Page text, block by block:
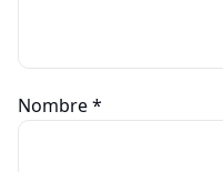
Nombre*